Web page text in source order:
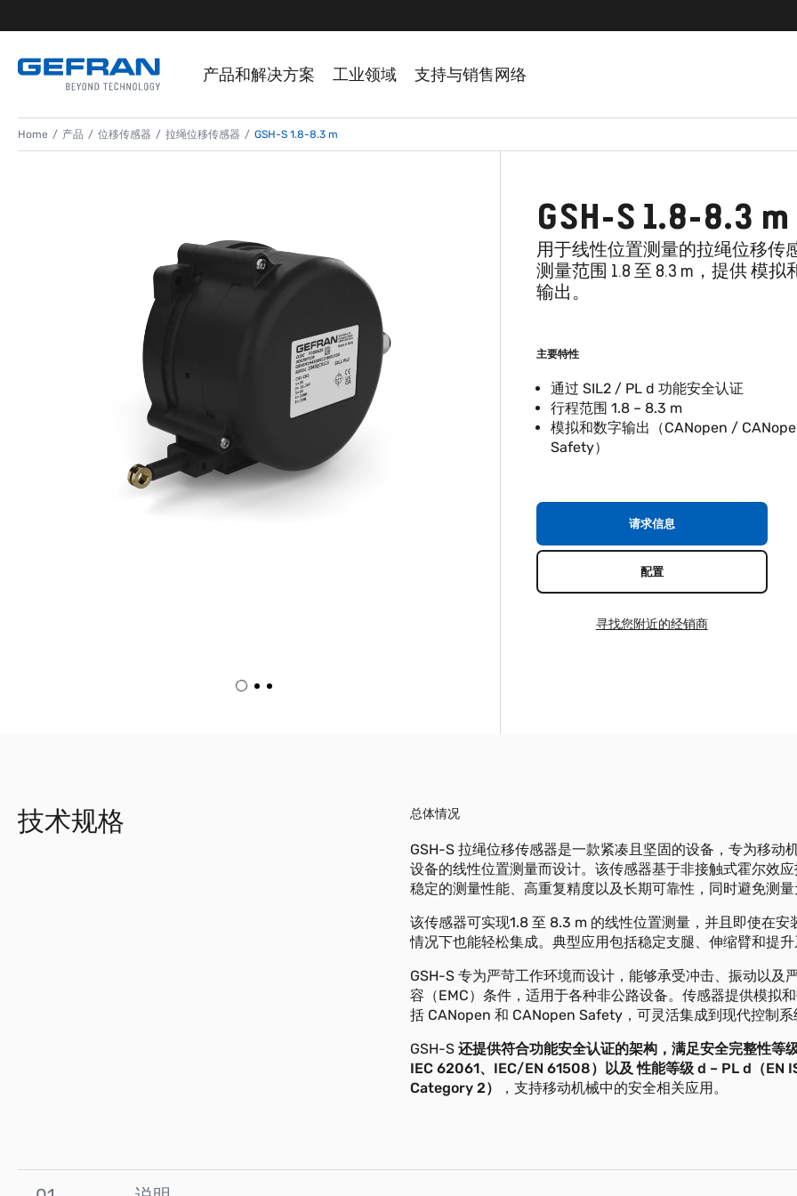
产品和解决方案 工业领域 支持与销售网络
Home 产品 位移传感器 拉绳位移传感器 GSH-S 1.8-8.3 m
GSH-S 1.8-8.3 m
用于线性位置测量的拉绳位移传
测量范围 1.8 至 8.3 m，提供 模拟
输出。
主要特性
通过 SIL2 / PL d 功能安全认证
行程范围 1.8 – 8.3 m
模拟和数字输出（CANopen /
Safety）
请求信息
配置
寻找您附近的经销商
技术规格 总体情况
GSH-S 拉绳位移传感器是一款紧凑且坚固的设备，专为移动
设备的线性位置测量而设计。该传感器基于非接触式霍尔效
稳定的测量性能、高重复精度以及长期可靠性，同时避免测
该传感器可实现1.8 至 8.3 m 的线性位置测量，并且即使在安
情况下也能轻松集成。典型应用包括稳定支腿、伸缩臂和提
GSH-S 专为严苛工作环境而设计，能够承受冲击、振动以及
容（EMC）条件，适用于各种非公路设备。传感器提供模拟
括 CANopen 和 CANopen Safety，可灵活集成到现代控制系
GSH-S还提供符合功能安全认证的架构，满足安全完整性等
IEC 62061、IEC/EN 61508）以及 性能等级 d – PL d（EN
Category 2）
，支持移动机械中的安全相关应用。